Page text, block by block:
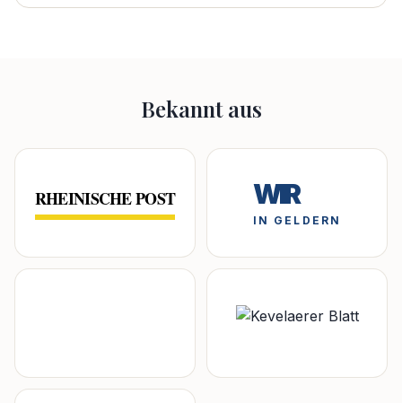
Bekannt aus
RHEINISCHE POST WIR
IN GELDERN